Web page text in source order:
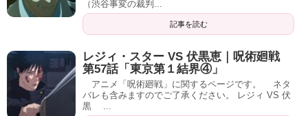
（渋谷事変の裁判...
記事を読む
レジィ・スター VS 伏黒恵｜呪術廻戦
第57話「東京第１結界④」
アニメ「呪術廻戦」に関するページです。 ネタ
バレも含みますのでご了承ください。 レジィ VS 伏
黒 ...